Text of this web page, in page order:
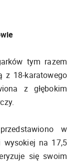
tym razem
z 18-karatowego
z głębokim
w
na 17,5
się swoim